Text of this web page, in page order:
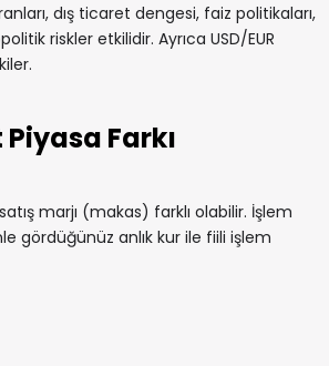
dış ticaret dengesi, faiz politikaları,
riskler etkilidir. Ayrıca USD/EUR
Farkı
marjı (makas) farklı olabilir. İşlem
gördüğünüz anlık kur ile fiili işlem